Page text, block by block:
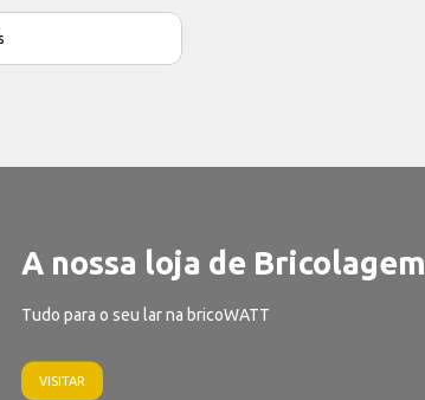
A nossa loja de Bricolagem
Tudo para o seu lar na bricoWATT
VISITAR